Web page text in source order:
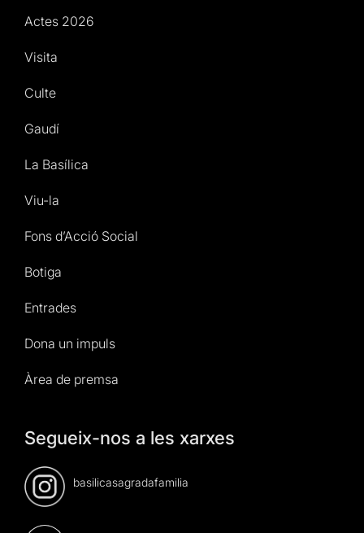
Actes 2026
Visita
Culte
Gaudí
La Basílica
Viu-la
Fons d’Acció Social
Botiga
Entrades
Dona un impuls
Àrea de premsa
Segueix-nos a les xarxes
basilicasagradafamilia